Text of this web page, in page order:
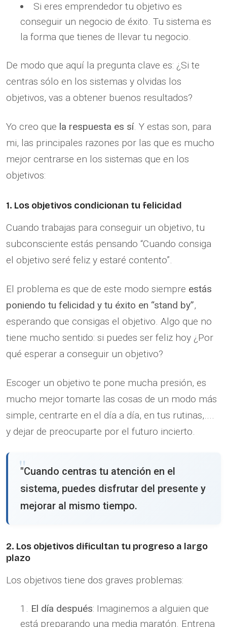
Si eres emprendedor tu objetivo es
conseguir un negocio de éxito. Tu sistema es
la forma que tienes de llevar tu negocio.
De modo que aquí la pregunta clave es: ¿Si te
centras sólo en los sistemas y olvidas los
objetivos, vas a obtener buenos resultados?
Yo creo que la respuesta es sí. Y estas son, para
mi, las principales razones por las que es mucho
mejor centrarse en los sistemas que en los
objetivos:
1. Los objetivos condicionan tu felicidad
Cuando trabajas para conseguir un objetivo, tu
subconsciente estás pensando “Cuando consiga
el objetivo seré feliz y estaré contento”.
El problema es que de este modo siempre estás
poniendo tu felicidad y tu éxito en “stand by”,
esperando que consigas el objetivo. Algo que no
tiene mucho sentido: si puedes ser feliz hoy ¿Por
qué esperar a conseguir un objetivo?
Escoger un objetivo te pone mucha presión, es
mucho mejor tomarte las cosas de un modo más
simple, centrarte en el día a día, en tus rutinas,....
y dejar de preocuparte por el futuro incierto.
"Cuando centras tu atención en el
sistema, puedes disfrutar del presente y
mejorar al mismo tiempo.
2. Los objetivos dificultan tu progreso a largo
plazo
Los objetivos tiene dos graves problemas:
El día después: Imaginemos a alguien que
está preparando una media maratón. Entrena